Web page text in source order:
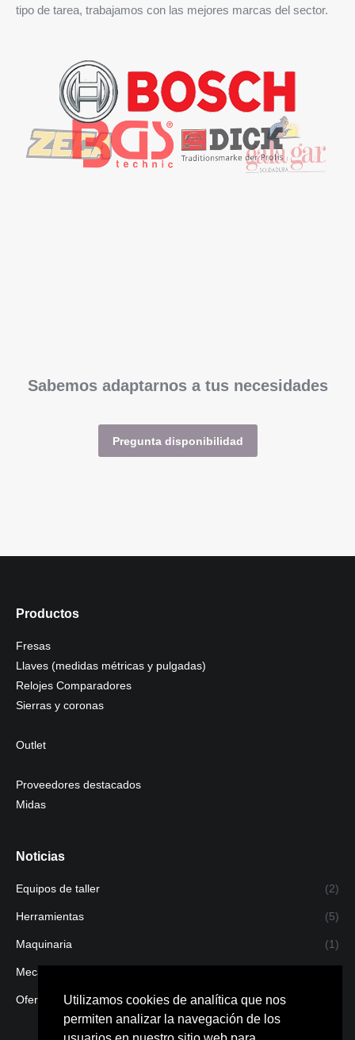
Utilizamos cookies de analítica que nos
permiten analizar la navegación de los
tipo de tarea, trabajamos con las mejores marcas del sector.
Sabemos adaptarnos a tus necesidades
Pregunta disponibilidad
Productos
Fresas
Llaves (medidas métricas y pulgadas)
Relojes Comparadores
Sierras y coronas
Outlet
Proveedores destacados
Midas
Noticias
Equipos de taller (2)
Herramientas (5)
Maquinaria (1)
Mecanizado
Ofertas